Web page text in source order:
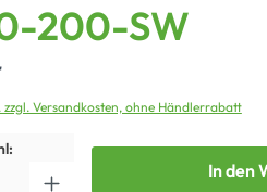
200-SW
zzgl. Versandkosten, ohne Händlerrabatt
In den